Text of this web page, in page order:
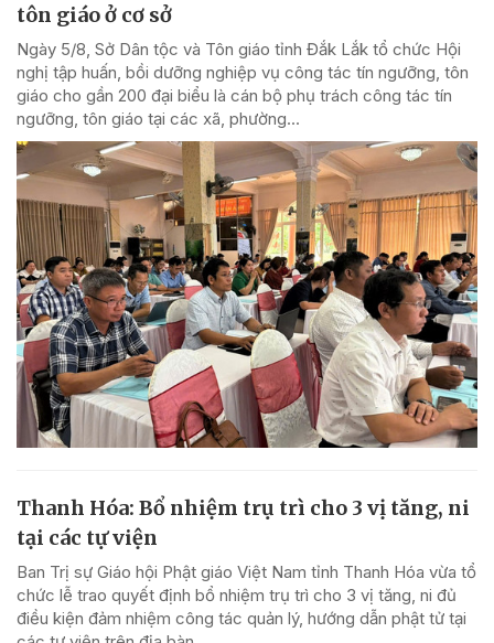
tôn giáo ở cơ sở
Ngày 5/8, Sở Dân tộc và Tôn giáo tỉnh Đắk Lắk tổ chức Hội
nghị tập huấn, bồi dưỡng nghiệp vụ công tác tín ngưỡng, tôn
giáo cho gần 200 đại biểu là cán bộ phụ trách công tác tín
ngưỡng, tôn giáo tại các xã, phường...
Thanh Hóa: Bổ nhiệm trụ trì cho 3 vị tăng, ni
tại các tự viện
Ban Trị sự Giáo hội Phật giáo Việt Nam tỉnh Thanh Hóa vừa tổ
chức lễ trao quyết định bổ nhiệm trụ trì cho 3 vị tăng, ni đủ
điều kiện đảm nhiệm công tác quản lý, hướng dẫn phật tử tại